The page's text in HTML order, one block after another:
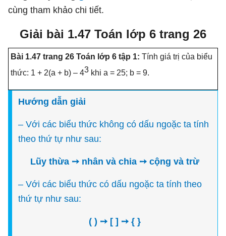
cùng tham khảo chi tiết.
Giải bài 1.47 Toán lớp 6 trang 26
Bài 1.47 trang 26 Toán lớp 6 tập 1: Tính giá trị của biểu
thức: 1 + 2(a + b) – 43 khi a = 25; b = 9.
Hướng dẫn giải
– Với các biểu thức không có dấu ngoặc ta tính
theo thứ tự như sau:
Lũy thừa ➙ nhân và chia ➙ cộng và trừ
– Với các biểu thức có dấu ngoặc ta tính theo
thứ tự như sau:
( ) ➙ [ ] ➙ { }